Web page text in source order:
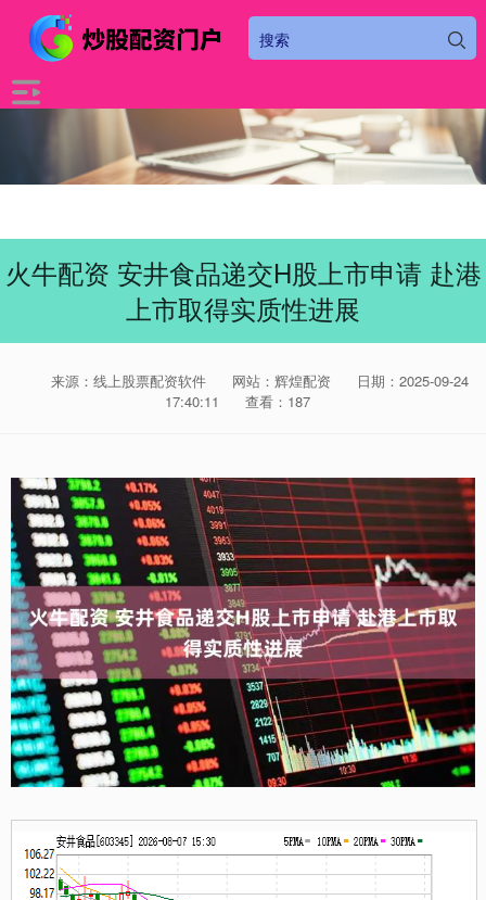
火牛配资 安井食品递交H股上市申请 赴港
上市取得实质性进展
来源：线上股票配资软件 网站：辉煌配资
日期：2025-09-24
17:40:11
查看：187